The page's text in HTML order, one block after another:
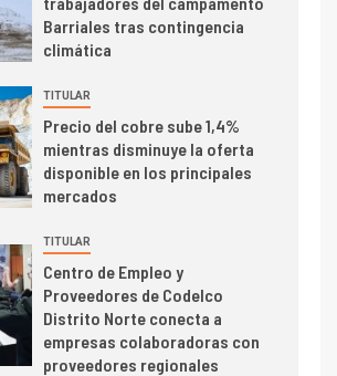
Producción minera en mayo de
2026 cae 10,6%
PIB minero impacta el
crecimiento regional: Banco
Central reporta resultados
trimestre
I+D
Informe bimensual de
Cochilco: precio del cobre
alcanza máximos por escasez
de concentrados
Barriales tras contingencia
climática
TITULAR
Precio del cobre sube 1,4%
mientras disminuye la oferta
disponible en los principales
mercados
TITULAR
Centro de Empleo y
Proveedores de Codelco
Distrito Norte conecta a
empresas colaboradoras con
proveedores regionales